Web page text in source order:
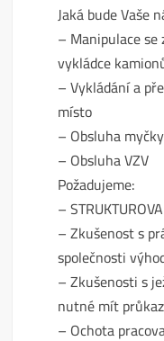
Jaká bude Vaše
– Manipulace
vykládce
– Vykládání a
místo
– Obsluha myčky
– Obsluha VZV
Požadujeme:
–
– Zkušenost s
společnosti
– Zkušenosti s
nutné mít
– Ochota